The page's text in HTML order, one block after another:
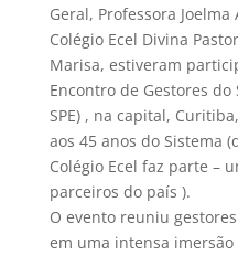
Geral, Professora
Colégio Ecel Divina
Marisa, estiveram
Encontro de Gestores do
SPE) , na capital,
aos 45 anos do Sistema
Colégio Ecel faz parte –
parceiros do país ).
O evento reuniu
em uma intensa